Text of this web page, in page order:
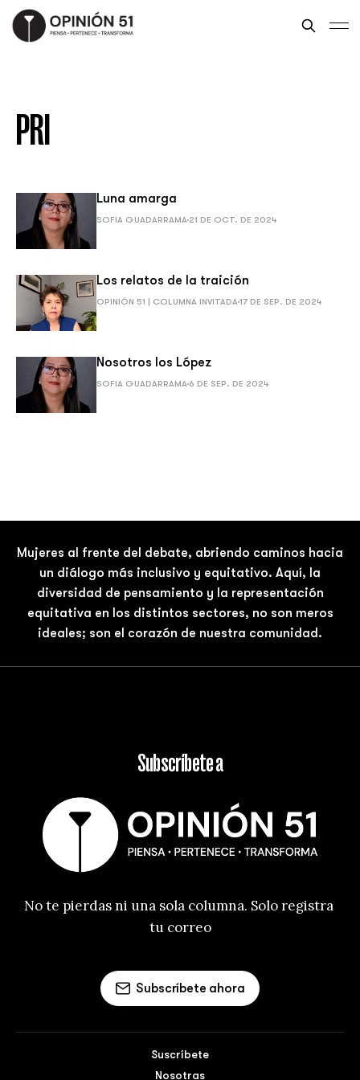
PRI
Luna amarga
SOFIA GUADARRAMA 21 DE OCT. DE 2024
Los relatos de la traición
OPINIÓN 51 | COLUMNA INVITADA17 DE SEP. DE 2024
Nosotros los López
SOFIA GUADARRAMA 6 DE SEP. DE 2024
Mujeres al frente del debate, abriendo caminos hacia
un diálogo más inclusivo y equitativo. Aquí, la
diversidad de pensamiento y la representación
equitativa en los distintos sectores, no son meros
ideales; son el corazón de nuestra comunidad.
Subscríbete a
No te pierdas ni una sola columna. Solo registra
tu correo
Subscríbete ahora
Suscríbete
Nosotras